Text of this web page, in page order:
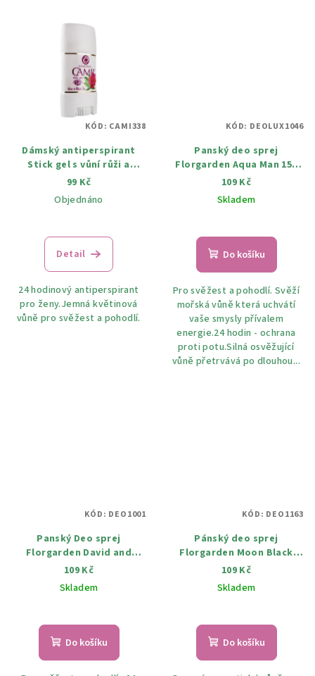
Dámský antiperspirant
Stick gel s vůní růži a
bílého čaje 65 g
99 Kč
Objednáno
Detail
24 hodinový antiperspirant
pro ženy.Jemná květinová
vůně pro svěžest a pohodlí.
KÓD: CAMI338
Panský deo sprej
Florgarden Aqua Man 150
ml
109 Kč
Skladem
Do košíku
Pro svěžest a pohodlí. Svěží
mořská vůně která uchvátí
vaše smysly přívalem
energie.24 hodin - ochrana
proti potu.Silná osvěžující
vůně přetrvává po dlouhou...
KÓD: DEOLUX1046
Panský Deo sprej
Florgarden David and
Goliath 100 ml
109 Kč
Skladem
Do košíku
KÓD: DEO1001
Pánský deo sprej
Florgarden Moon Black
Legendary 100 ml
109 Kč
Skladem
Do košíku
KÓD: DEO1163